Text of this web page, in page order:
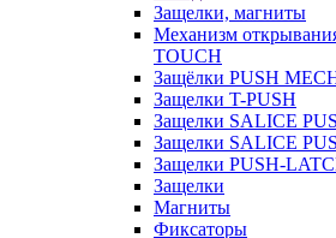
Защелки, магниты
Механизм
TOUCH
Защёлки PUSH
Защелки T-PUSH
Защелки SALICE
Защелки SALICE
Защелки PUSH-
Защелки
Магниты
Фиксаторы